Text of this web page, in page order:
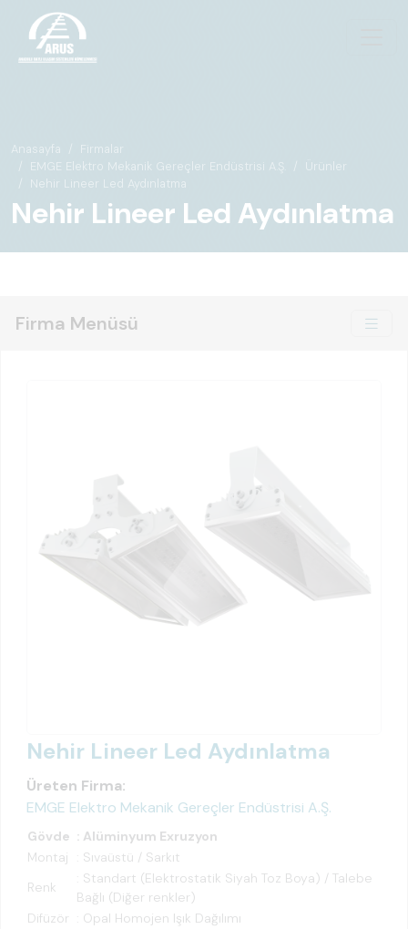
Anasayfa
Firmalar
EMGE Elektro Mekanik Gereçler Endüstrisi A.Ş.
Ürünler
Nehir Lineer Led Aydınlatma
Nehir Lineer Led Aydınlatma
Firma Menüsü
Nehir Lineer Led Aydınlatma
Üreten Firma:
EMGE Elektro Mekanik Gereçler Endüstrisi A.Ş.
Gövde : Alüminyum Exruzyon
Montaj
: Sıvaüstü / Sarkıt
Renk
: Standart (Elektrostatik Siyah Toz Boya) / Talebe
Bağlı (Diğer renkler)
Difüzör
: Opal Homojen Işık Dağılımı